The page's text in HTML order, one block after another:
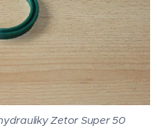
Zetor Super 50
Zetor Super 50